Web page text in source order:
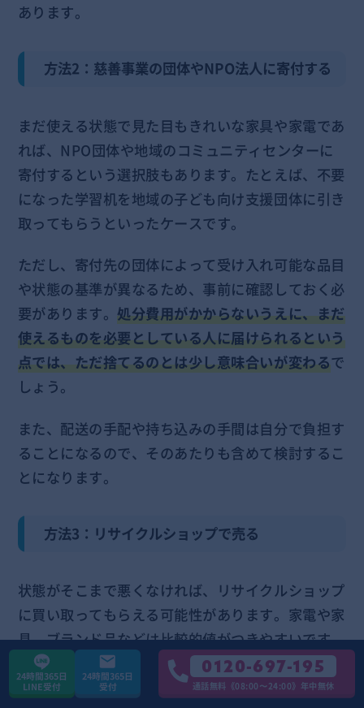
あります。
方法2：慈善事業の団体やNPO法人に寄付する
まだ使える状態で見た目もきれいな家具や家電であ
れば、NPO団体や地域のコミュニティセンターに
寄付するという選択肢もあります。たとえば、不要
になった学習机を地域の子ども向け支援団体に引き
取ってもらうといったケースです。
ただし、寄付先の団体によって受け入れ可能な品目
や状態の基準が異なるため、事前に確認しておく必
要があります。処分費用がかからないうえに、まだ
使えるものを必要としている人に届けられるという
点では、ただ捨てるのとは少し意味合いが変わるで
しょう。
また、配送の手配や持ち込みの手間は自分で負担す
ることになるので、そのあたりも含めて検討するこ
とになります。
方法3：リサイクルショップで売る
状態がそこまで悪くなければ、リサイクルショップ
に買い取ってもらえる可能性があります。家電や家
具、ブランド品などは比較的値がつきやすいです。
出張買取に対応している店舗であれば自宅まで査定
に来てもらえるので、持ち込みの手間も省けます。
24時間365日
LINE受付
24時間365日
受付
0120-697-195
通話無料《08:00〜24:00》年中無休